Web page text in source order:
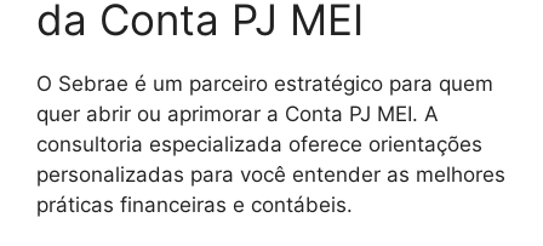
da Conta PJ MEI
O Sebrae é um parceiro estratégico para quem
quer abrir ou aprimorar a Conta PJ MEI. A
consultoria especializada oferece orientações
personalizadas para você entender as melhores
práticas financeiras e contábeis.